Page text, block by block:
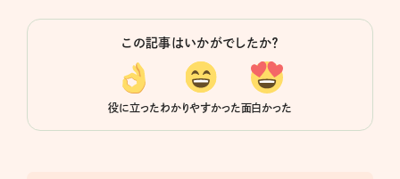
この記事はいかがでしたか？
役に立ったわかりやすかった面白かった